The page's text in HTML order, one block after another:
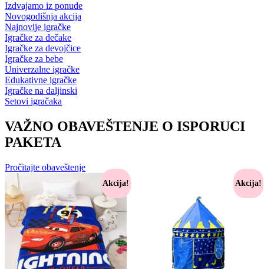
Izdvajamo iz ponude
Novogodišnja akcija
Najnovije igračke
Igračke za dečake
Igračke za devojčice
Igračke za bebe
Univerzalne igračke
Edukativne igračke
Igračke na daljinski
Setovi igračaka
VAŽNO OBAVEŠTENJE O ISPORUCI
PAKETA
Pročitajte obaveštenje
Akcija! Akcija!